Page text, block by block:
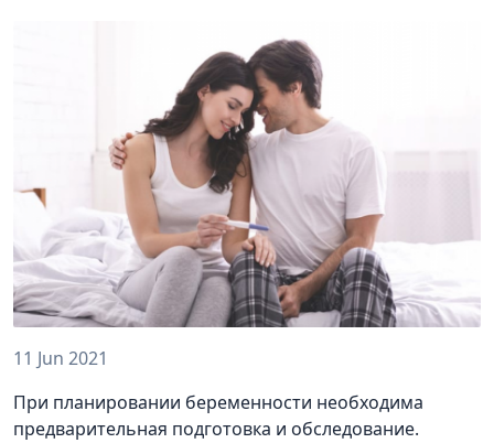
11 Jun 2021
При планировании беременности необходима
предварительная подготовка и обследование.